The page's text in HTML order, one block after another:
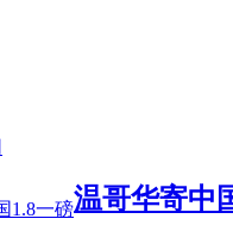
温哥华寄中